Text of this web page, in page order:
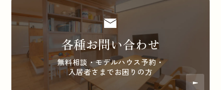
各種お問い合わせ
無料相談・モデルハウス予約・
入居者さまでお困りの方